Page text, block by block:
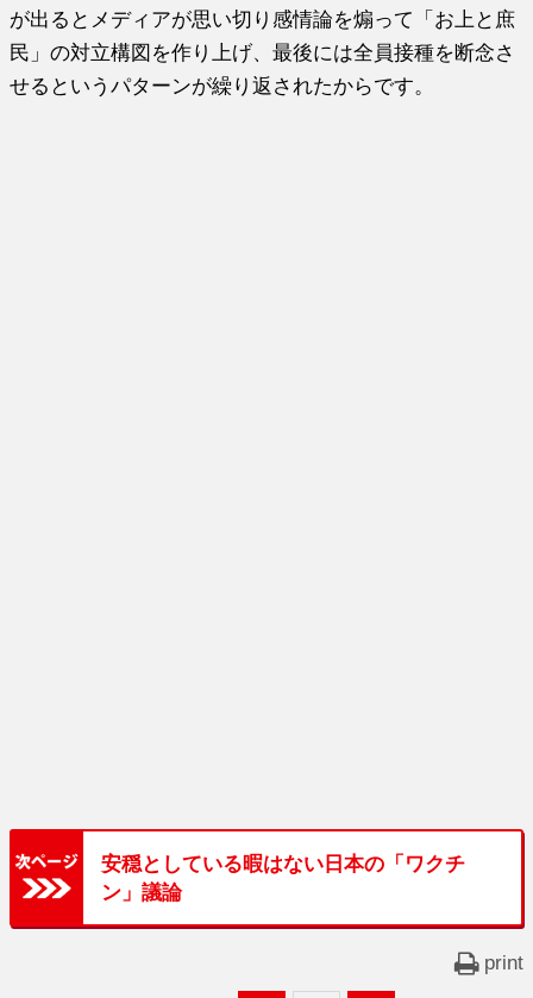
が出るとメディアが思い切り感情論を煽って「お上と庶
民」の対立構図を作り上げ、最後には全員接種を断念さ
せるというパターンが繰り返されたからです。
安穏としている暇はない日本の「ワクチ
ン」議論
print